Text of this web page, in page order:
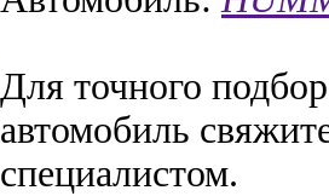
Для точного
автомобиль
специалистом.